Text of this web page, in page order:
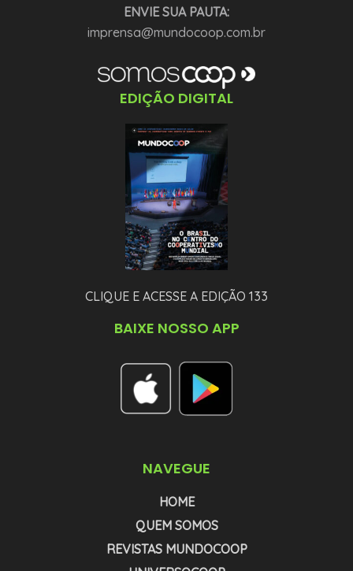
ENVIE SUA PAUTA:
imprensa@mundocoop.com.br
EDIÇÃO DIGITAL
CLIQUE E ACESSE A EDIÇÃO 133
BAIXE NOSSO APP
NAVEGUE
HOME
QUEM SOMOS
REVISTAS MUNDOCOOP